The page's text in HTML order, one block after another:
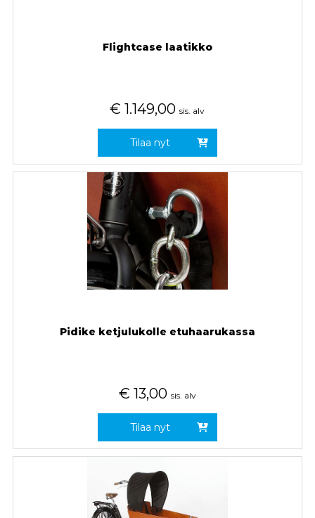
Flightcase laatikko
€ 1.149,00 sis. alv
Tilaa nyt
Pidike ketjulukolle etuhaarukassa
€ 13,00 sis. alv
Tilaa nyt